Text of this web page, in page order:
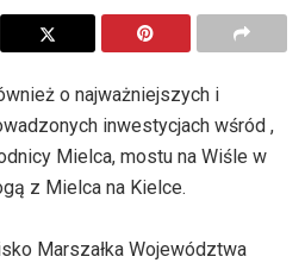
o najważniejszych i
inwestycjach wśród ,
Mielca, mostu na Wiśle w
z Mielca na Kielce.
Marszałka Województwa